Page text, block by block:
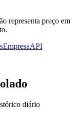
representa preço em
EmpresaAPI
diário